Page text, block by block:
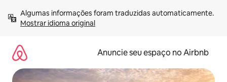
para
Mostrar idioma original
Anuncie seu espaço no Airbnb